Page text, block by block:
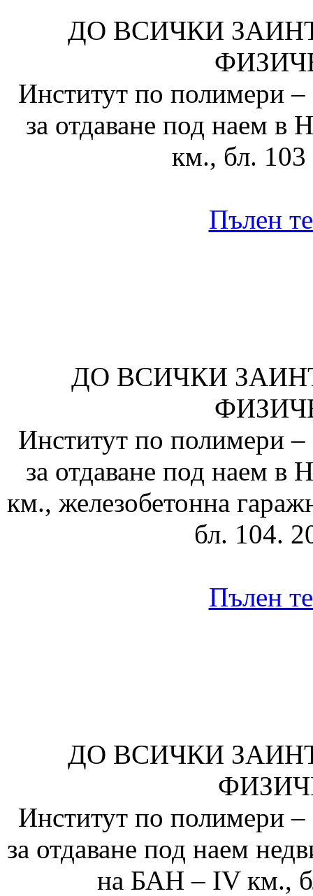
ДО ВСИЧКИ
Институт по полимери
за отдаване под наем
км., бл.
Пълен
ДО ВСИЧКИ
Институт по полимери
за отдаване под наем
км., железобетонна
бл. 104.
Пълен
ДО ВСИЧКИ
Институт по полимери
за отдаване под наем
на БАН – IV км.,